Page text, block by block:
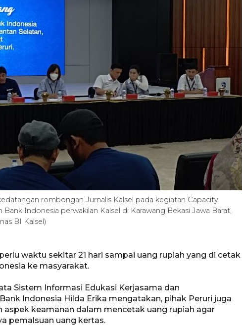
rombongan Jurnalis Kalsel pada kegiatan Capacity
Bank Indonesia perwakilan Kalsel di Karawang Bekasi Jawa Barat,
BI Kalsel)
waktu sekitar 21 hari sampai uang rupiah yang di cetak
ke masyarakat.
Sistem Informasi Edukasi Kerjasama dan
Indonesia Hilda Erika mengatakan, pihak Peruri juga
keamanan dalam mencetak uang rupiah agar
pemalsuan uang kertas.
Ketua DPRD Syahrial hadiri
pembukaan Turnamen Sepak
23 Juli 2026 21:36
Feature - Kalsel Merangkul
Anak Putus Sekolah Lewat
Pendidikan Kesetaraan